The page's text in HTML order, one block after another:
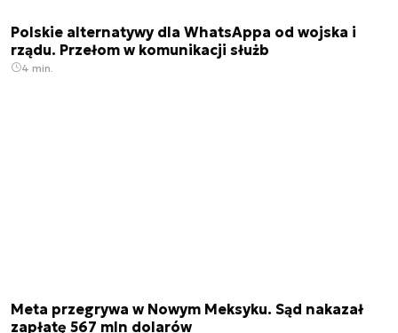
Polskie alternatywy dla WhatsAppa od wojska i
rządu. Przełom w komunikacji służb
4 min.
Meta przegrywa w Nowym Meksyku. Sąd nakazał
zapłatę 567 mln dolarów